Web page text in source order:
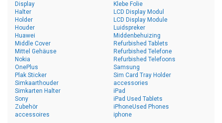
Display
Halter
Holder
Houder
Huawei
Klebe Folie
LCD Display Modul
LCD Display Module
Luidspreker
Middenbehuizing
Middle Cover
Mittel Gehäuse
Nokia
OnePlus
Plak Sticker
Refurbished Tablets
Refurbished Telefone
Refurbished Telefoons
Samsung
Sim Card Tray Holder
Simkaarthouder
Simkarten Halter
Sony
Zubehör
accessoires
accessories
iPad
iPad Used Tablets
iPhoneUsed Phones
iphone